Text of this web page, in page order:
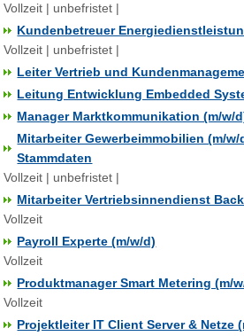
Vollzeit | unbefristet |
Kundenbetreuer
Vollzeit | unbefristet |
Leiter Vertrieb und
Leitung Entwicklung Embedded
Manager Marktkommunikation (m/w/
Mitarbeiter Gewerbeimmobilien (m/
Stammdaten
Vollzeit | unbefristet |
Mitarbeiter Vertriebsinnendienst
Vollzeit
Payroll Experte (m/w/d)
Vollzeit
Produktmanager Smart Metering (m/
Vollzeit
Projektleiter IT Client Server & Netze